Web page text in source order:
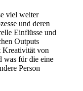
viel weiter
und deren
Einflüsse und
Outputs
Kreativität von
was für die eine
Person